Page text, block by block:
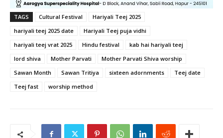
TAGS Cultural Festival
Hariyali Teej 2025
hariyali teej 2025 date
Hariyali Teej puja vidhi
hariyali teej vrat 2025
Hindu festival
kab hai hariyali teej
lord shiva
Mother Parvati
Mother Parvati Shiva worship
Sawan Month
Sawan Tritiya sixteen adornments
Teej date
Teej fast
worship method